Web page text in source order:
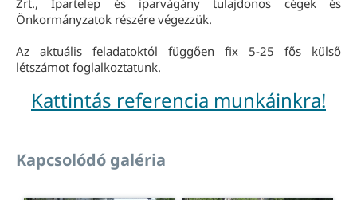
Zrt., Ipartelep és iparvágány tulajdonos cégek és
Önkormányzatok részére végezzük.
Az aktuális feladatoktól függően fix 5-25 fős külső
létszámot foglalkoztatunk.
Kattintás referencia munkáinkra!
Kapcsolódó galéria